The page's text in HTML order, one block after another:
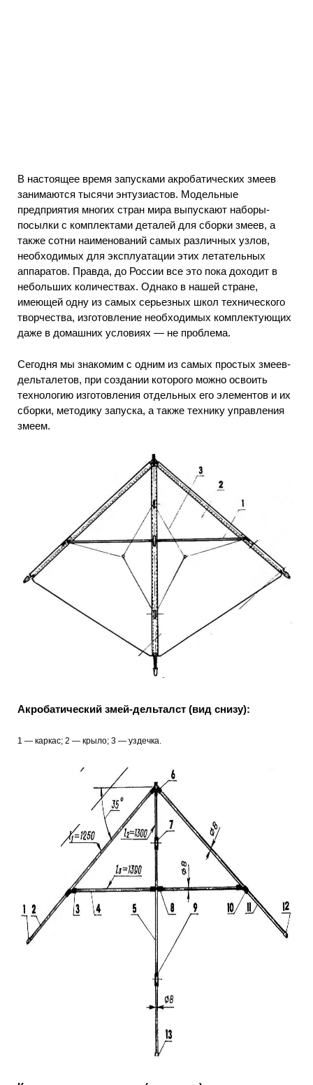
В настоящее время запусками акробатических змеев
занимаются тысячи энтузиастов. Модельные
предприятия многих стран мира выпускают наборы-
посылки с комплектами деталей для сборки змеев, а
также сотни наименований самых различных узлов,
необходимых для эксплуатации этих летательных
аппаратов. Правда, до России все это пока доходит в
небольших количествах. Однако в нашей стране,
имеющей одну из самых серьезных школ технического
творчества, изготовление необходимых комплектующих
даже в домашних условиях — не проблема.
Сегодня мы знакомим с одним из самых простых змеев-
дельталетов, при создании которого можно освоить
технологию изготовления отдельных его элементов и их
сборки, методику запуска, а также технику управления
змеем.
Акробатический змей-дельталст (вид снизу):
1 — каркас; 2 — крыло; 3 — уздечка.